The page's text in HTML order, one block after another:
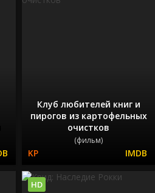
Клуб любителей книг и
пирогов из картофельных
очистков
(фильм)
HD